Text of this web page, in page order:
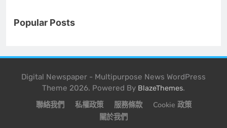
Popular Posts
Digital Newspaper - Multipurpose News WordPress
Theme 2026. Powered By BlazeThemes.
聯絡我們 私權政策 服務條款
Cookie 政策
關於我們